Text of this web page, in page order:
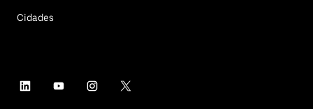
Cidades